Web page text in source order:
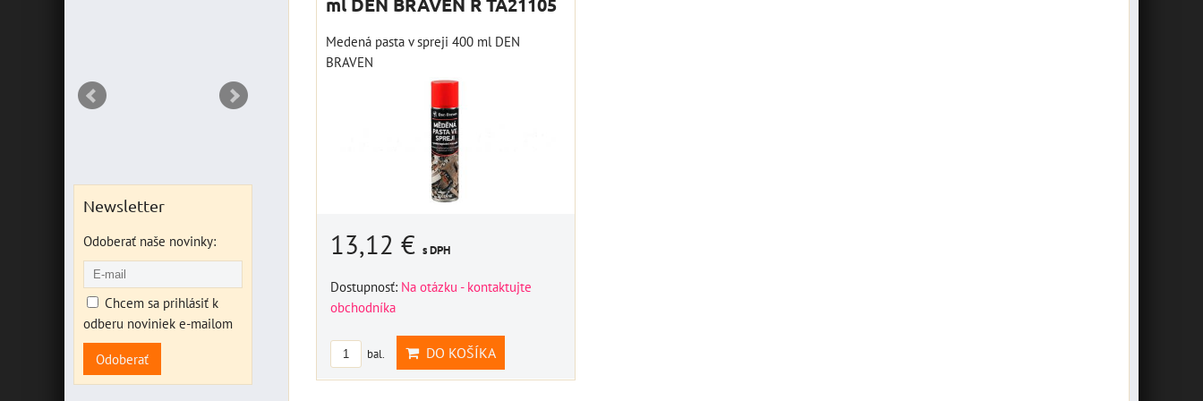
Medená pasta v spreji 400 ml DEN
BRAVEN
13,12 € s DPH
Dostupnosť: Na otázku - kontaktujte
obchodníka
bal. DO KOŠÍKA
ks DO KOŠÍKA
Newsletter
Odoberať naše novinky:
Chcem sa prihlásiť k
odberu noviniek e-mailom
Odoberať